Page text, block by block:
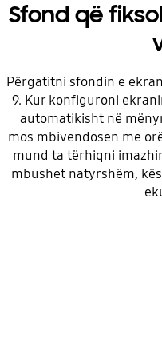
Sfond që
Përgatitni sfondin e
9. Kur konfiguroni
automatikisht në
mos mbivendosen me
mund ta tërhiqni
mbushet natyrshëm,